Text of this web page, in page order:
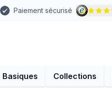
Paiement sécurisé
Basiques Collections